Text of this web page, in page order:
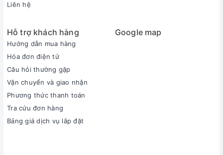
Liên hệ
Hỗ trợ khách hàng
Hướng dẫn mua hàng
Hóa đơn điện tử
Câu hỏi thường gặp
Vận chuyển và giao nhận
Phương thức thanh toán
Tra cứu đơn hàng
Bảng giá dịch vụ lắp đặt
Google map